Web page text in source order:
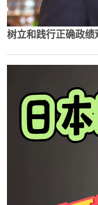
树立和践行正确政